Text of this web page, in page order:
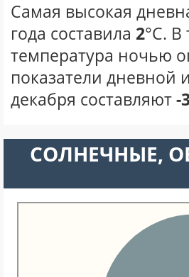
Самая высокая
года составила 2°С. В
температура ночью
показатели дневной
декабря составляют-
CОЛНЕЧНЫЕ,